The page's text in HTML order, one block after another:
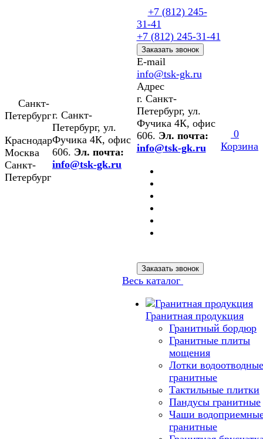
Санкт-
Петербург
Краснодар
Москва
Санкт-
Петербург
г. Санкт-
Петербург, ул.
Фучика 4К, офис
606. Эл. почта:
info@tsk-gk.ru
+7 (812) 245-
31-41
+7 (812) 245-31-41
Заказать звонок
E-mail
info@tsk-gk.ru
Адрес
г. Санкт-
Петербург, ул.
Фучика 4К, офис
606. Эл. почта:
info@tsk-gk.ru
Заказать звонок
0
Корзина
Весь каталог
Гранитная продукция
Гранитный бордюр
Гранитные плиты
мощения
Лотки водоотводные
гранитные
Тактильные плитки
Пандусы гранитные
Чаши
гранитные